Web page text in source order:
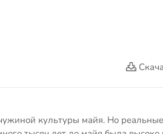
культуры майя. Но